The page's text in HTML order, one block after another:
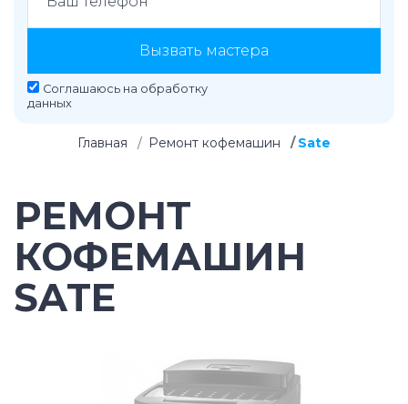
Вызвать мастера
Соглашаюсь на обработку
данных
Главная Ремонт кофемашин Sate
РЕМОНТ
КОФЕМАШИН
SATE